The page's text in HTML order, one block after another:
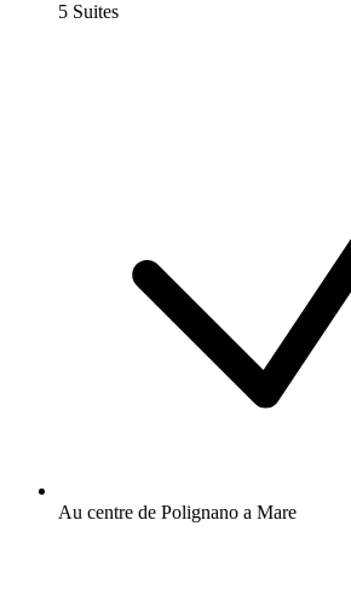
5 Suites
Au centre de Polignano a Mare